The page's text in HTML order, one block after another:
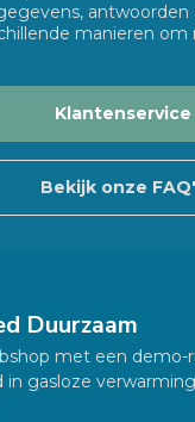
manieren
Klantenservice
Bekijk onze
Duurzaam
met een
in gasloze